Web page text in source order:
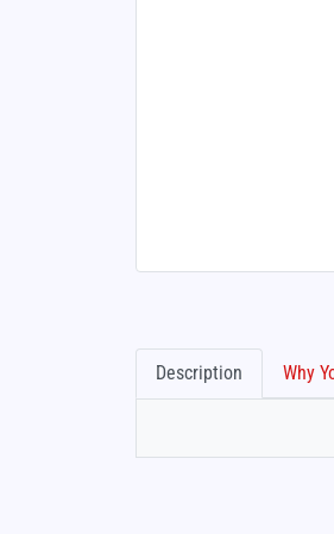
Description Why